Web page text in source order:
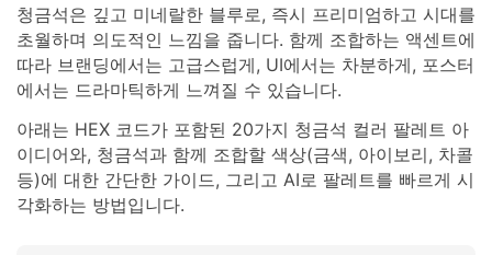
청금석은 깊고 미네랄한 블루로, 즉시 프리미엄하고 시대를
초월하며 의도적인 느낌을 줍니다. 함께 조합하는 액센트에
따라 브랜딩에서는 고급스럽게, UI에서는 차분하게, 포스터
에서는 드라마틱하게 느껴질 수 있습니다.
아래는 HEX 코드가 포함된 20가지 청금석 컬러 팔레트 아
이디어와, 청금석과 함께 조합할 색상(금색, 아이보리, 차콜
등)에 대한 간단한 가이드, 그리고 AI로 팔레트를 빠르게 시
각화하는 방법입니다.